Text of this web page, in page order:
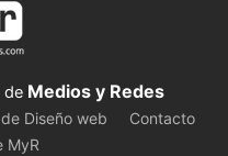
de Medios y Redes
Diseño web
Contacto
MyR